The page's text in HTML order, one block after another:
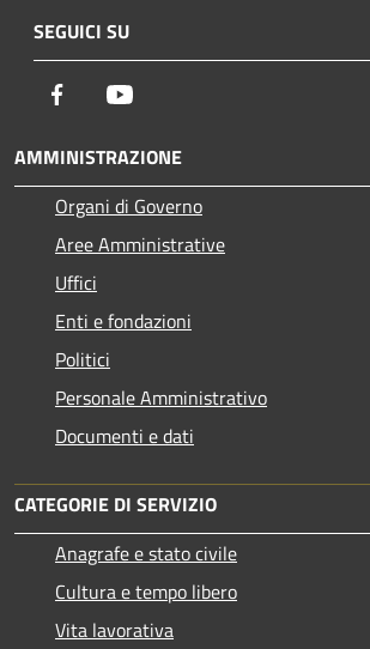
SEGUICI SU
Facebook
AMMINISTRAZIONE
Organi di Governo
Aree Amministrative
Uffici
Enti e fondazioni
Politici
Personale Amministrativo
Documenti e dati
CATEGORIE DI SERVIZIO
Anagrafe e stato civile
Cultura e tempo libero
Vita lavorativa